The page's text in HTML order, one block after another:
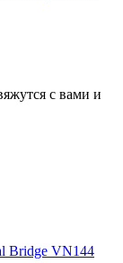
с вами и
Bridge VN144